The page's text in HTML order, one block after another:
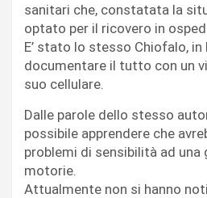
sanitari che, constatata la
optato per il ricovero in
E’ stato lo stesso Chiofalo, in
documentare il tutto con un
suo cellulare.
Dalle parole dello stesso
possibile apprendere che
problemi di sensibilità ad
motorie.
Attualmente non si hanno